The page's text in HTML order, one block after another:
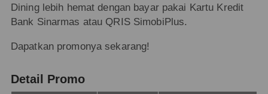
Dining lebih hemat dengan bayar pakai Kartu Kredit
Bank Sinarmas atau QRIS SimobiPlus.
Dapatkan promonya sekarang!
Detail Promo